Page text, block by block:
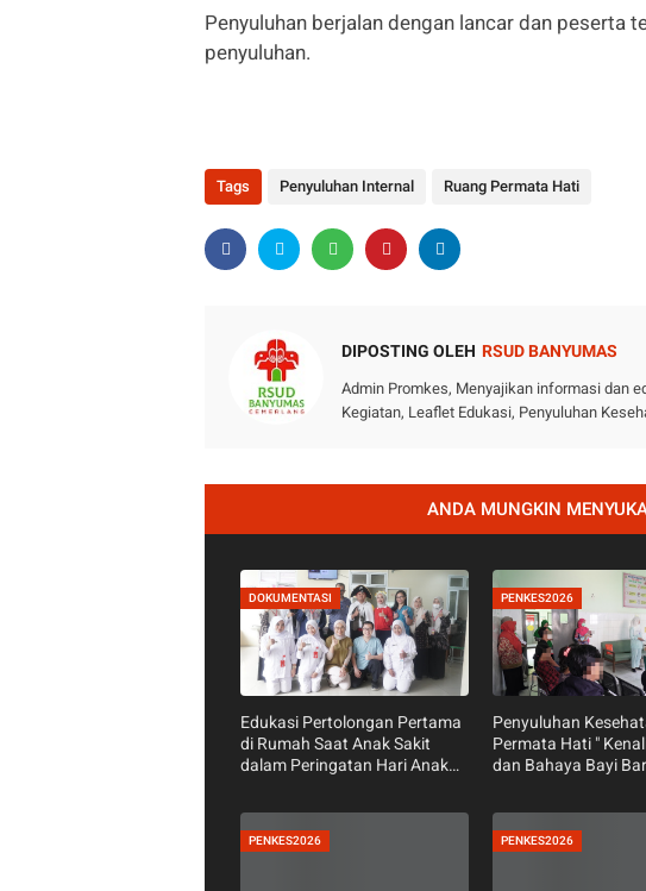
Penyuluhan berjalan dengan lancar dan peserta
penyuluhan.
Admin Promkes, Menyajikan informasi dan
ANDA MUNGKIN
DOKUMENTASI PENKES2026